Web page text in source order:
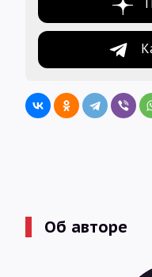
Об авторе